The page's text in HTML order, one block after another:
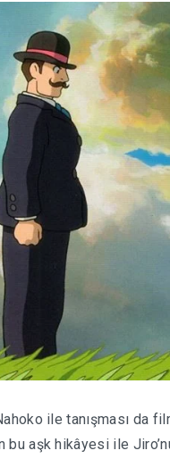
ile tanışması da
aşk hikâyesi ile